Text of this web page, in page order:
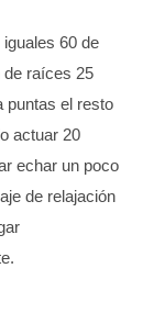
60 de
de raíces 25
puntas el resto
actuar 20
echar un poco
de relajación